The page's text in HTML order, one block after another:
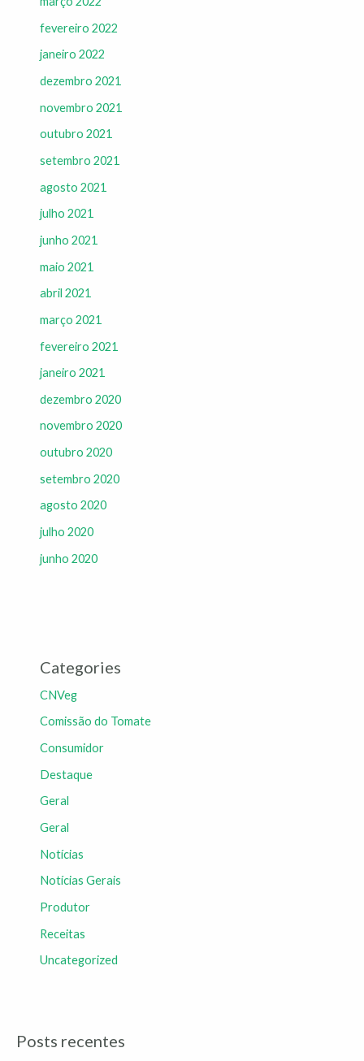
fevereiro 2022
janeiro 2022
dezembro 2021
novembro 2021
outubro 2021
setembro 2021
agosto 2021
julho 2021
junho 2021
maio 2021
abril 2021
março 2021
fevereiro 2021
janeiro 2021
dezembro 2020
novembro 2020
outubro 2020
setembro 2020
agosto 2020
julho 2020
junho 2020
Categories
CNVeg
Comissão do Tomate
Consumidor
Destaque
Geral
Geral
Notícias
Notícias Gerais
Produtor
Receitas
Uncategorized
Posts recentes